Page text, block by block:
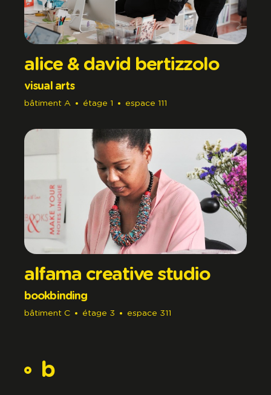
alice & david bertizzolo
visual arts
bâtiment A étage 1 espace 111
alfama creative studio
bookbinding
bâtiment C étage 3 espace 311
b